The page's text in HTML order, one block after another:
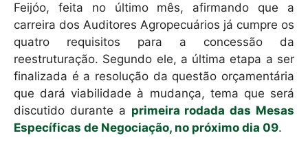
Feijóo, feita no último mês, afirmando que a
carreira dos Auditores Agropecuários já cumpre os
quatro requisitos para a concessão da
reestruturação. Segundo ele, a última etapa a ser
finalizada é a resolução da questão orçamentária
que dará viabilidade à mudança, tema que será
discutido durante a primeira rodada das Mesas
Específicas de Negociação, no próximo dia 09.